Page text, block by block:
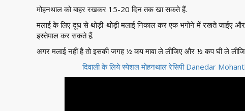
मोहनथाल को बाहर रखकर 15-20 दिन तक खा सकते हैं.
मलाई के लिए दूध से थोड़ी-थोड़ी मलाई निकाल कर एक भगोने में रखते जाईए
इस्तेमाल कर सकते हैं.
अगर मलाई नहीं है तो इसकी जगह ½ कप मावा ले लीजिए और ½ कप घी ले
दिवाली के लिये स्पेशल मोहनथाल रेसिपी Danedar